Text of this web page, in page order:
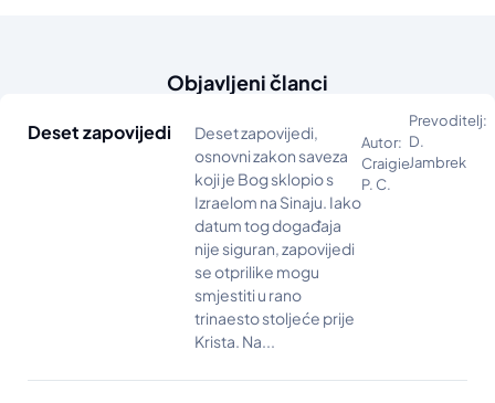
Objavljeni članci
Deset zapovijedi
Deset zapovijedi,
osnovni zakon saveza
koji je Bog sklopio s
Izraelom na Sinaju. Iako
datum tog događaja
nije siguran, zapovijedi
se otprilike mogu
smjestiti u rano
trinaesto stoljeće prije
Krista. Na...
Autor:
Craigie
P. C.
Prevoditelj:
D.
Jambrek